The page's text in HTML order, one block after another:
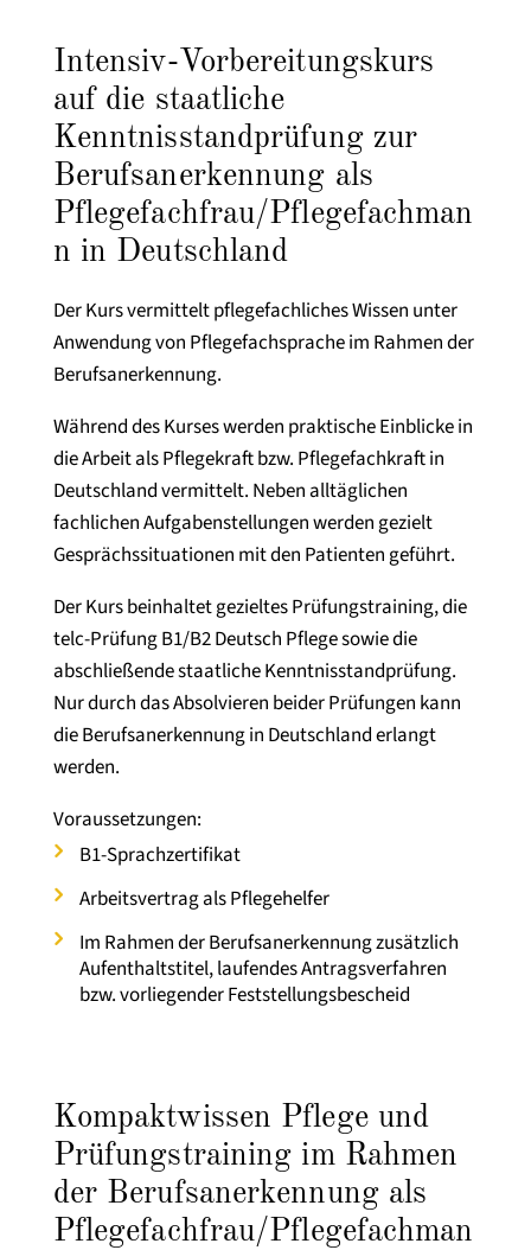
Intensiv-Vorbereitungskurs
auf die staatliche
Kenntnisstandprüfung zur
Berufsanerkennung als
Pflegefachfrau/Pflegefachman
n in Deutschland
Der Kurs vermittelt pflegefachliches Wissen unter
Anwendung von Pflegefachsprache im Rahmen der
Berufsanerkennung.
Während des Kurses werden praktische Einblicke in
die Arbeit als Pflegekraft bzw. Pflegefachkraft in
Deutschland vermittelt. Neben alltäglichen
fachlichen Aufgabenstellungen werden gezielt
Gesprächssituationen mit den Patienten geführt.
Der Kurs beinhaltet gezieltes Prüfungstraining, die
telc-Prüfung B1/B2 Deutsch Pflege sowie die
abschließende staatliche Kenntnisstandprüfung.
Nur durch das Absolvieren beider Prüfungen kann
die Berufsanerkennung in Deutschland erlangt
werden.
Voraussetzungen:
B1-Sprachzertifikat
Arbeitsvertrag als Pflegehelfer
Im Rahmen der Berufsanerkennung zusätzlich
Aufenthaltstitel, laufendes Antragsverfahren
bzw. vorliegender Feststellungsbescheid
Kompaktwissen Pflege und
Prüfungstraining im Rahmen
der Berufsanerkennung als
Pflegefachfrau/Pflegefachman